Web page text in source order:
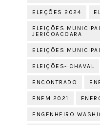
ELEÇÕES 2024
ELEIÇÕES
JERICOACOARA
ELEIÇÕES
ELEIÇÕES- CHAVAL
ENCONTRADO
ENEM 2021
ENGENHEIRO